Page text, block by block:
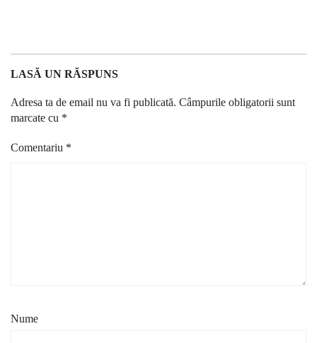
LASĂ UN RĂSPUNS
Adresa ta de email nu va fi publicată. Câmpurile obligatorii sunt
marcate cu *
Comentariu *
Nume